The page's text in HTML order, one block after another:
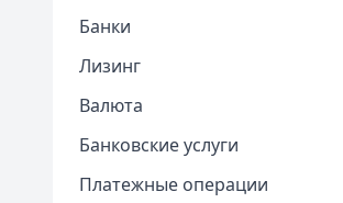
Банки
Лизинг
Валюта
Банковские услуги
Платежные операции